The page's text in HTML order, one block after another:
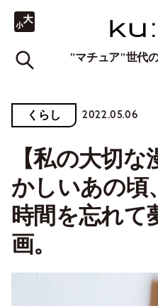
"マチュア"世代
くらし 2022.05.06
【私の大切
かしいあの頃
時間を忘れて
画。